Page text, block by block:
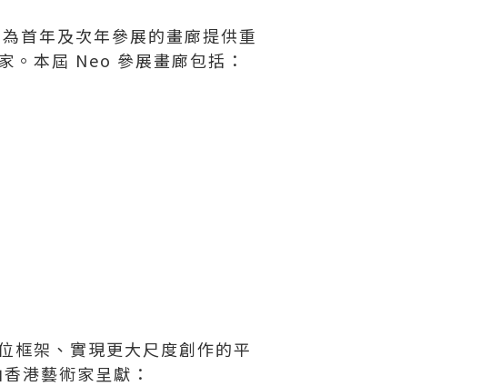
首年及次年參展的畫廊提供重
。本屆 Neo 參展畫廊包括：
框架、實現更大尺度創作的平
港藝術家呈獻：